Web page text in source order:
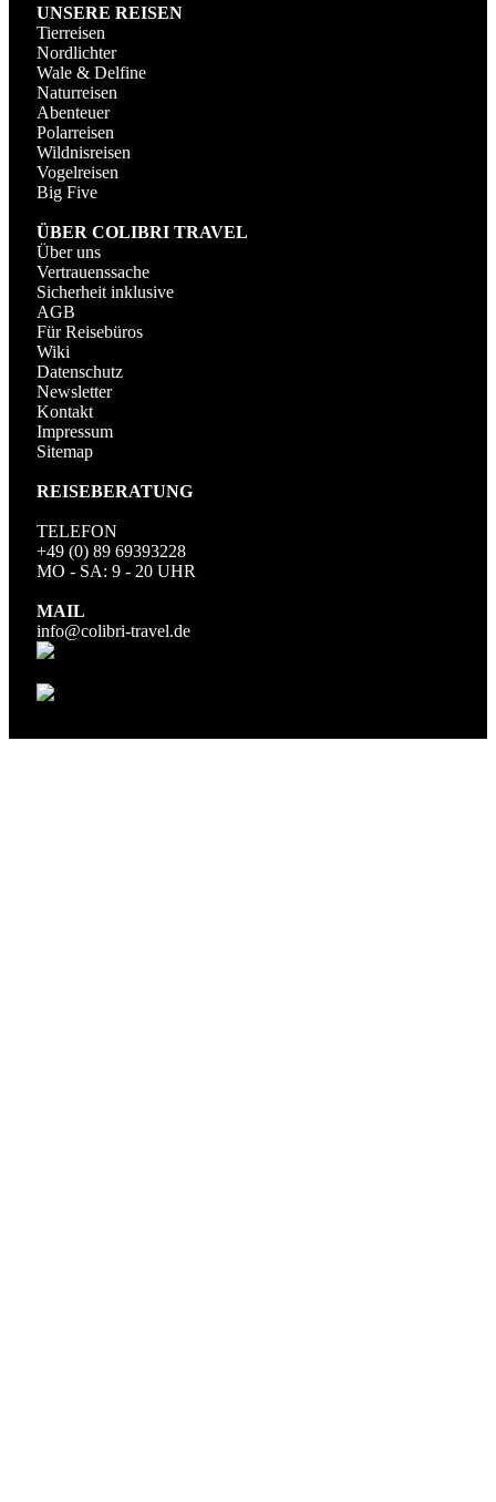
UNSERE REISEN
Tierreisen
Nordlichter
Wale & Delfine
Naturreisen
Abenteuer
Polarreisen
Wildnisreisen
Vogelreisen
Big Five
ÜBER COLIBRI TRAVEL
Über uns
Vertrauenssache
Sicherheit inklusive
AGB
Für Reisebüros
Wiki
Datenschutz
Newsletter
Kontakt
Impressum
Sitemap
REISEBERATUNG
TELEFON
+49 (0) 89 69393228
MO - SA: 9 - 20 UHR
MAIL
info@colibri-travel.de